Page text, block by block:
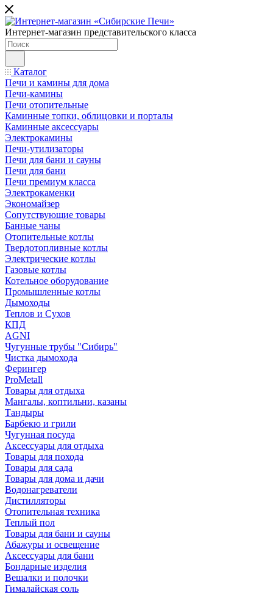
Интернет-магазин представительского класса
Каталог
Печи и камины для дома
Печи-камины
Печи отопительные
Каминные топки, облицовки и порталы
Каминные аксессуары
Электрокамины
Печи-утилизаторы
Печи для бани и сауны
Печи для бани
Печи премиум класса
Электрокаменки
Экономайзер
Сопутствующие товары
Банные чаны
Отопительные котлы
Твердотопливные котлы
Электрические котлы
Газовые котлы
Котельное оборудование
Промышленные котлы
Дымоходы
Теплов и Сухов
КПД
AGNI
Чугунные трубы "Сибирь"
Чистка дымохода
Ферингер
ProMetall
Товары для отдыха
Мангалы, коптильни, казаны
Тандыры
Барбекю и грили
Чугунная посуда
Аксессуары для отдыха
Товары для похода
Товары для сада
Товары для дома и дачи
Водонагреватели
Дистилляторы
Отопительная техника
Теплый пол
Товары для бани и сауны
Абажуры и освещение
Аксессуары для бани
Бондарные изделия
Вешалки и полочки
Гималайская соль